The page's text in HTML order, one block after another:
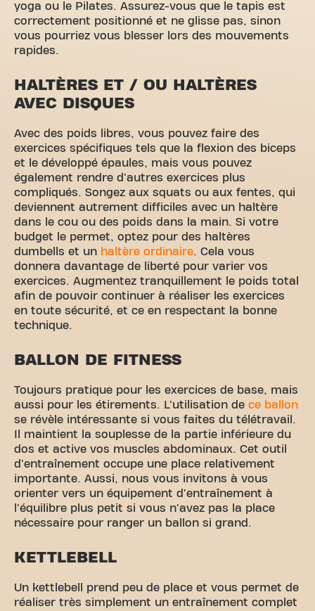
yoga ou le Pilates. Assurez-vous que le tapis est
correctement positionné et ne glisse pas, sinon
vous pourriez vous blesser lors des mouvements
rapides.
HALTÈRES ET / OU HALTÈRES
AVEC DISQUES
Avec des poids libres, vous pouvez faire des
exercices spécifiques tels que la flexion des biceps
et le développé épaules, mais vous pouvez
également rendre d'autres exercices plus
compliqués. Songez aux squats ou aux fentes, qui
deviennent autrement difficiles avec un haltère
dans le cou ou des poids dans la main. Si votre
budget le permet, optez pour des haltères
dum bells et un haltère ordinaire. Cela vous
donnera davantage de liberté pour varier vos
exercices. Augmentez tranquillement le poids total
afin de pouvoir continuer à réaliser les exercices
en toute sécurité, et ce en respectant la bonne
technique.
BALLON DE FITNESS
Toujours pratique pour les exercices de base, mais
aussi pour les étirements. L'utilisation de ce ballon
se révèle intéressante si vous faites du télétravail.
Il maintient la souplesse de la partie inférieure du
dos et active vos muscles abdominaux. Cet outil
d'entraînement occupe une place relativement
importante. Aussi, nous vous invitons à vous
orienter vers un équipement d'entraînement à
l'équilibre plus petit si vous n'avez pas la place
nécessaire pour ranger un ballon si grand.
KETTLEBELL
Un kettlebell prend peu de place et vous permet de
réaliser très simplement un entraînement complet